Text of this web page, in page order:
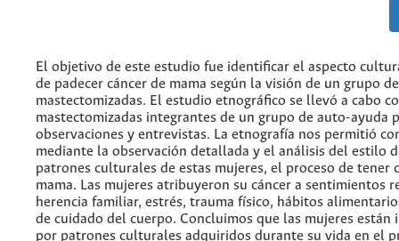
El objetivo de este estudio fue identificar el aspecto
de padecer cáncer de mama según la visión de un grupo
mastectomizadas. El estudio etnográfico se llevó a cabo
mastectomizadas integrantes de un grupo de auto-ayuda
observaciones y entrevistas. La etnografía nos permitió
mediante la observación detallada y el análisis del estilo
patrones culturales de estas mujeres, el proceso de tener
mama. Las mujeres atribuyeron su cáncer a sentimientos
herencia familiar, estrés, trauma físico, hábitos
de cuidado del cuerpo. Concluimos que las mujeres están
por patrones culturales adquiridos durante su vida en el